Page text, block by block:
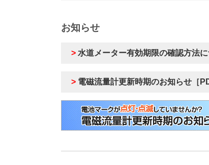
お知らせ
> 水道メーター有効期限の確認方法に
> 電磁流量計更新時期のお知らせ［